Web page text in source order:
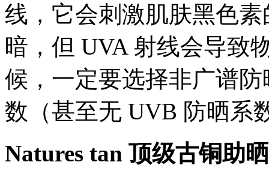
线，它会刺激肌肤黑色
暗，但 UVA 射线会导致
候，一定要选择非广谱
数（甚至无 UVB 防晒系
Natures tan 顶级古铜助